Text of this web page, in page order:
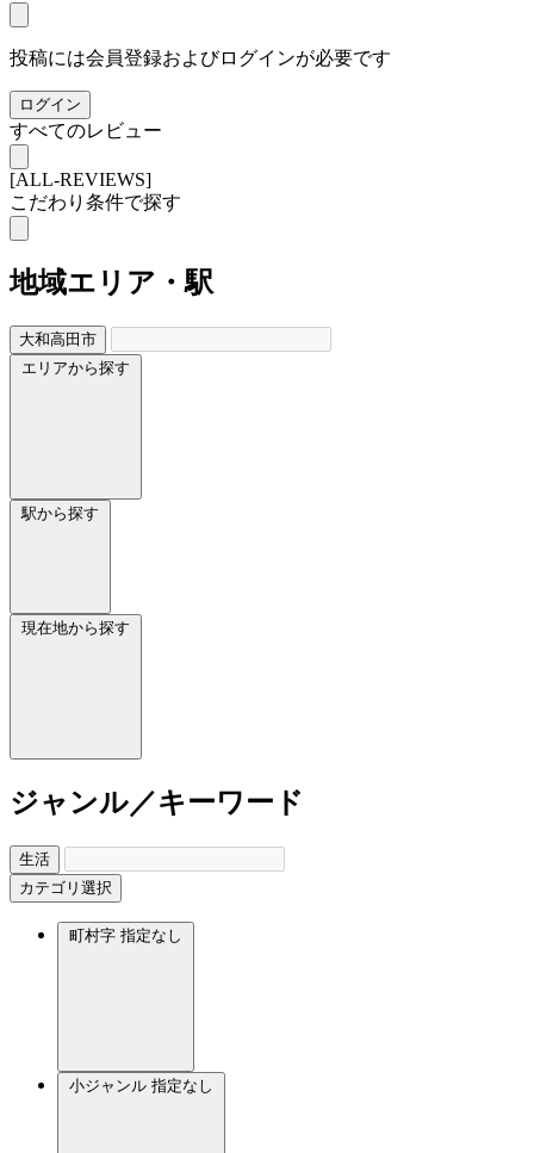
投稿には会員登録およびログインが必要です
ログイン
すべてのレビュー
[ALL-REVIEWS]
こだわり条件で探す
地域エリア・駅
大和高田市
エリアから探す
駅から探す
現在地から探す
ジャンル／キーワード
生活
カテゴリ選択
町村字 指定なし
小ジャンル 指定なし